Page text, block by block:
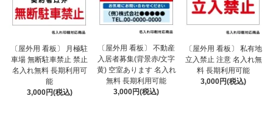
〔屋外用 看板〕 月極駐
車場 無断駐車禁止 禁止
名入れ無料 長期利用可
能
3,000円(税込)
〔屋外用 看板〕 不動産
入居者募集(背景赤/文字
黄) 空室あります 名入れ
無料 長期利用可能
3,000円(税込)
〔屋外用 看板〕 私有地
立入禁止 注意 名入れ無
料 長期利用可能
3,000円(税込)